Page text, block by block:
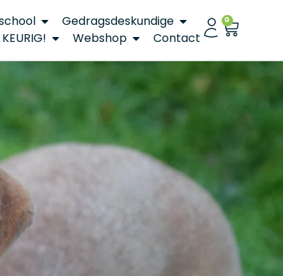
Gedragsdeskundige
Webshop Contact
0